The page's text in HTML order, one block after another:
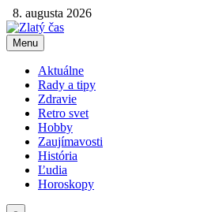
8. augusta 2026
Menu
Aktuálne
Rady a tipy
Zdravie
Retro svet
Hobby
Zaujímavosti
História
Ľudia
Horoskopy